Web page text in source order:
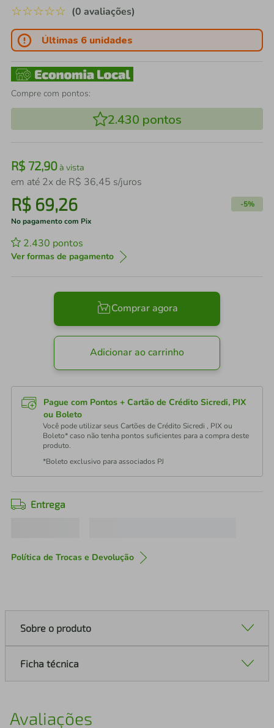
☆☆☆☆☆ (0 avaliações)
Últimas 6 unidades
Compre com pontos:
2.430 pontos
R$ 72,90à vista
em até 2x de R$ 36,45 s/juros
R$ 69,26 -5%
No pagamento com Pix
2.430 pontos
Ver formas de pagamento
Comprar agora
Adicionar ao carrinho
Pague com Pontos + Cartão de Crédito Sicredi, PIX
ou Boleto
Você pode utilizar seus Cartões de Crédito Sicredi , PIX ou
Boleto* caso não tenha pontos suficientes para a compra deste
produto.
*Boleto exclusivo para associados PJ
Entrega
Política de Trocas e Devolução
Sobre o produto
Ficha técnica
Avaliações